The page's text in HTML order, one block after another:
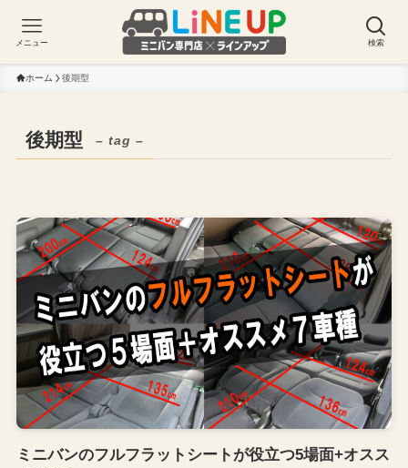
検索
メニュー
ホーム 後期型
後期型 – tag –
ミニバンのフルフラットシートが役立つ5場面+オスス